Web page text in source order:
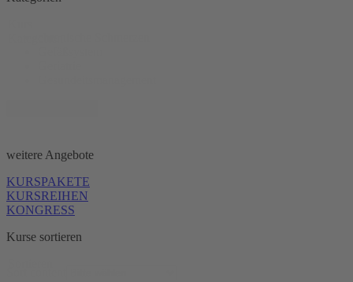
weitere Angebote
KURSPAKETE
KURSREIHEN
KONGRESS
Kurse sortieren